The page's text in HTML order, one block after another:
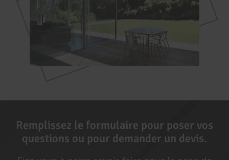
Remplissez le formulaire pour poser vos
questions ou pour demander un devis.